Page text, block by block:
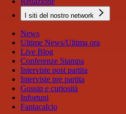
I siti del nostro network
News
Ultime News/Ultima ora
Live Blog
Conferenze Stampa
Interviste post partita
Interviste pre partita
Gossip e curiosità
Infortuni
Fantacalcio